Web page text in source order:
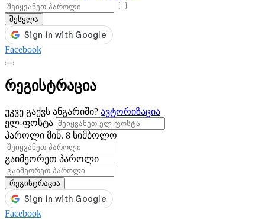
შესვლა
Facebook
რეგისტრაცია
უკვე გაქვს ანგარიში? ავტორიზაცია
ელ-ფოსტა
პაროლი მინ. 8 სიმბოლო
გაიმეორეთ პაროლი
რეგისტრაცია
Facebook